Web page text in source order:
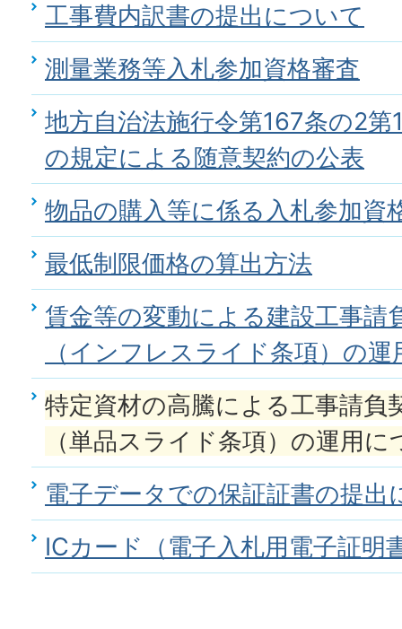
工事費内訳書の提出について
測量業務等入札参加資格審査
地方自治法施行令第167条の2
の規定による随意契約の公表
物品の購入等に係る入札参加資
最低制限価格の算出方法
賃金等の変動による建設工事請
（インフレスライド条項）の
特定資材の高騰による工事請負
（単品スライド条項）の運用に
電子データでの保証証書の提出
ICカード（電子入札用電子証明